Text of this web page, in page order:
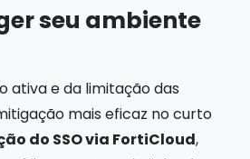
seu ambiente
ativa e da limitação das
mais eficaz no curto
do SSO via FortiCloud,